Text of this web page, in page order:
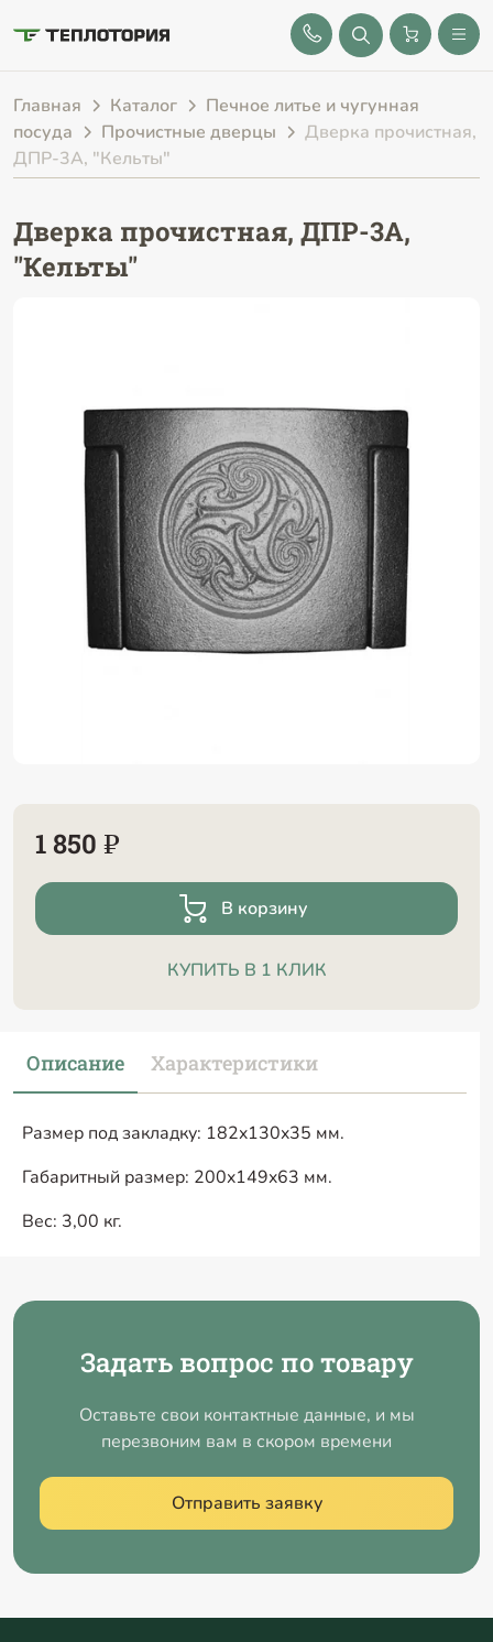
8 (843) 212-25-32
Главная Каталог
Печное литье и чугунная
посуда
Прочистные дверцы
Дверка прочистная,
ДПР-3А, "Кельты"
Дверка прочистная, ДПР-3А,
"Кельты"
1 850 ₽
В корзину
КУПИТЬ В 1 КЛИК
Описание Характеристики
Размер под закладку: 182x130x35 мм.
Габаритный размер: 200x149x63 мм.
Вес: 3,00 кг.
Задать вопрос по товару
Оставьте свои контактные данные, и мы
перезвоним вам в скором времени
Отправить заявку